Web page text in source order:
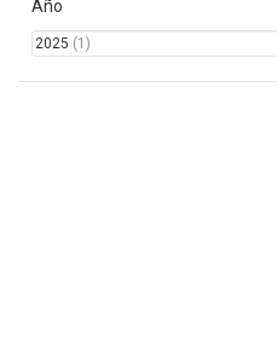
Año
2025 (1)